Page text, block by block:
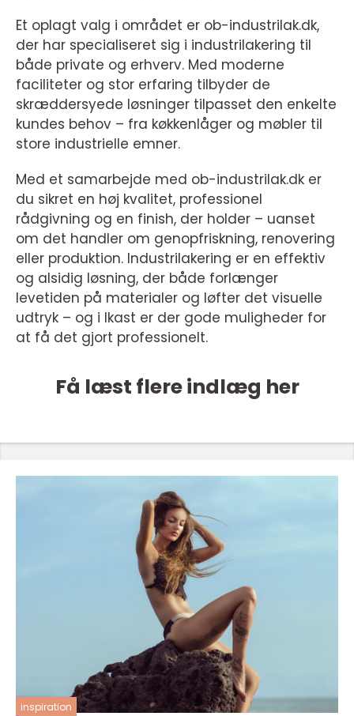
Et oplagt valg i området er ob-industrilak.dk,
der har specialiseret sig i industrilakering til
både private og erhverv. Med moderne
faciliteter og stor erfaring tilbyder de
skræddersyede løsninger tilpasset den enkelte
kundes behov – fra køkkenlåger og møbler til
store industrielle emner.
Med et samarbejde med ob-industrilak.dk er
du sikret en høj kvalitet, professionel
rådgivning og en finish, der holder – uanset
om det handler om genopfriskning, renovering
eller produktion. Industrilakering er en effektiv
og alsidig løsning, der både forlænger
levetiden på materialer og løfter det visuelle
udtryk – og i Ikast er der gode muligheder for
at få det gjort professionelt.
Få læst flere indlæg her
inspiration